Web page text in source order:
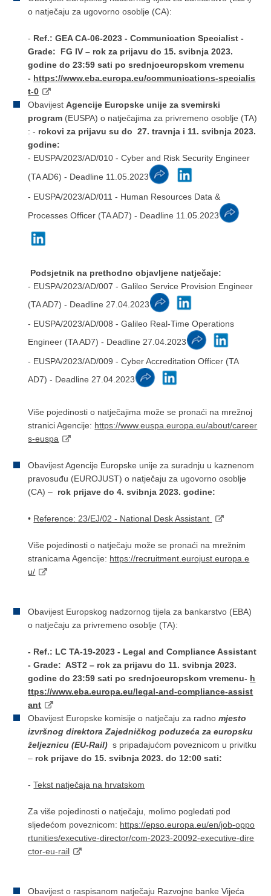
o natječaju za ugovorno osoblje (CA):
- Ref.: GEA CA-06-2023 - Communication Specialist -
Grade: FG IV – rok za prijavu do 15. svibnja 2023.
godine do 23:59 sati po srednjoeuropskom vremenu
- https://www.eba.europa.eu/communications-specialis
t-0
ObavijestAgencije Europske unije za svemirski
program (EUSPA) o natječajima za privremeno osoblje (TA)
: - rokovi za prijavu su do 27. travnja i 11. svibnja 2023.
godine:
- EUSPA/2023/AD/010 - Cyber and Risk Security Engineer
(TA AD6) - Deadline 11.05.2023
- EUSPA/2023/AD/011 - Human Resources Data &
Processes Officer (TA AD7) - Deadline 11.05.2023
Podsjetnik na prethodno objavljene natječaje:
- EUSPA/2023/AD/007 - Galileo Service Provision Engineer
(TA AD7) - Deadline 27.04.2023
- EUSPA/2023/AD/008 - Galileo Real-Time Operations
Engineer (TA AD7) - Deadline 27.04.2023
- EUSPA/2023/AD/009 - Cyber Accreditation Officer (TA
AD7) - Deadline 27.04.2023
Više pojedinosti o natječajima može se pronaći na mrežnoj
stranici Agencije: https://www.euspa.europa.eu/about/career
s-euspa
Obavijest Agencije Europske unije za suradnju u kaznenom
pravosuđu (EUROJUST) o natječaju za ugovorno osoblje
(CA) – rok prijave do 4. svibnja 2023. godine:
• Reference: 23/EJ/02 - National Desk Assistant
Više pojedinosti o natječaju može se pronaći na mrežnim
stranicama Agencije: https://recruitment.eurojust.europa.e
u/
Obavijest Europskog nadzornog tijela za bankarstvo (EBA)
o natječaju za privremeno osoblje (TA):
- Ref.: LC TA-19-2023 - Legal and Compliance Assistant
- Grade: AST2 – rok za prijavu do 11. svibnja 2023.
godine do 23:59 sati po srednjoeuropskom vremenu- h
ttps://www.eba.europa.eu/legal-and-compliance-assist
ant
Obavijest Europske komisije o natječaju za radnomjesto
izvršnog direktora Zajedničkog poduzeća za europsku
željeznicu (EU-Rail) s pripadajućom poveznicom u privitku
– rok prijave do 15. svibnja 2023. do 12:00 sati:
-Tekst natječaja na hrvatskom
Za više pojedinosti o natječaju, molimo pogledati pod
sljedećom poveznicom: https://epso.europa.eu/en/job-oppo
rtunities/executive-director/com-2023-20092-executive-dire
ctor-eu-rail
Obavijest o raspisanom natječaju Razvojne banke Vijeća